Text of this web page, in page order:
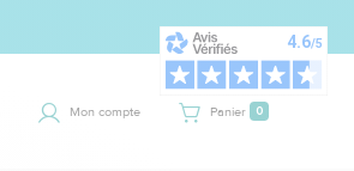
Mon compte Panier 0